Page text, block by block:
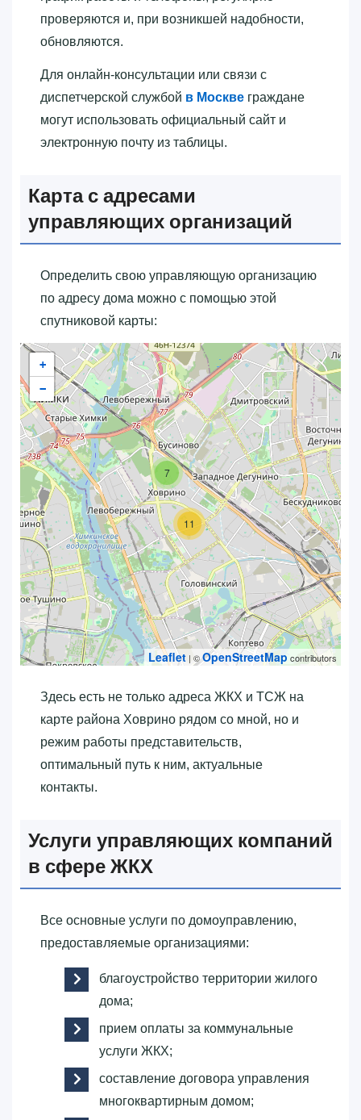
проверяются и, при возникшей надобности,
обновляются.
Для онлайн-консультации или связи с
диспетчерской службой в Москве граждане
могут использовать официальный сайт и
электронную почту из таблицы.
Карта с адресами
управляющих организаций
Определить свою управляющую организацию
по адресу дома можно с помощью этой
спутниковой карты:
11
7
+
−
Leaflet | ©OpenStreetMap contributors
Здесь есть не только адреса ЖКХ и ТСЖ на
карте района Ховрино рядом со мной, но и
режим работы представительств,
оптимальный путь к ним, актуальные
контакты.
Услуги управляющих компаний
в сфере ЖКХ
Все основные услуги по домоуправлению,
предоставляемые организациями:
благоустройство территории жилого
дома;
прием оплаты за коммунальные
услуги ЖКХ;
составление договора управления
многоквартирным домом;